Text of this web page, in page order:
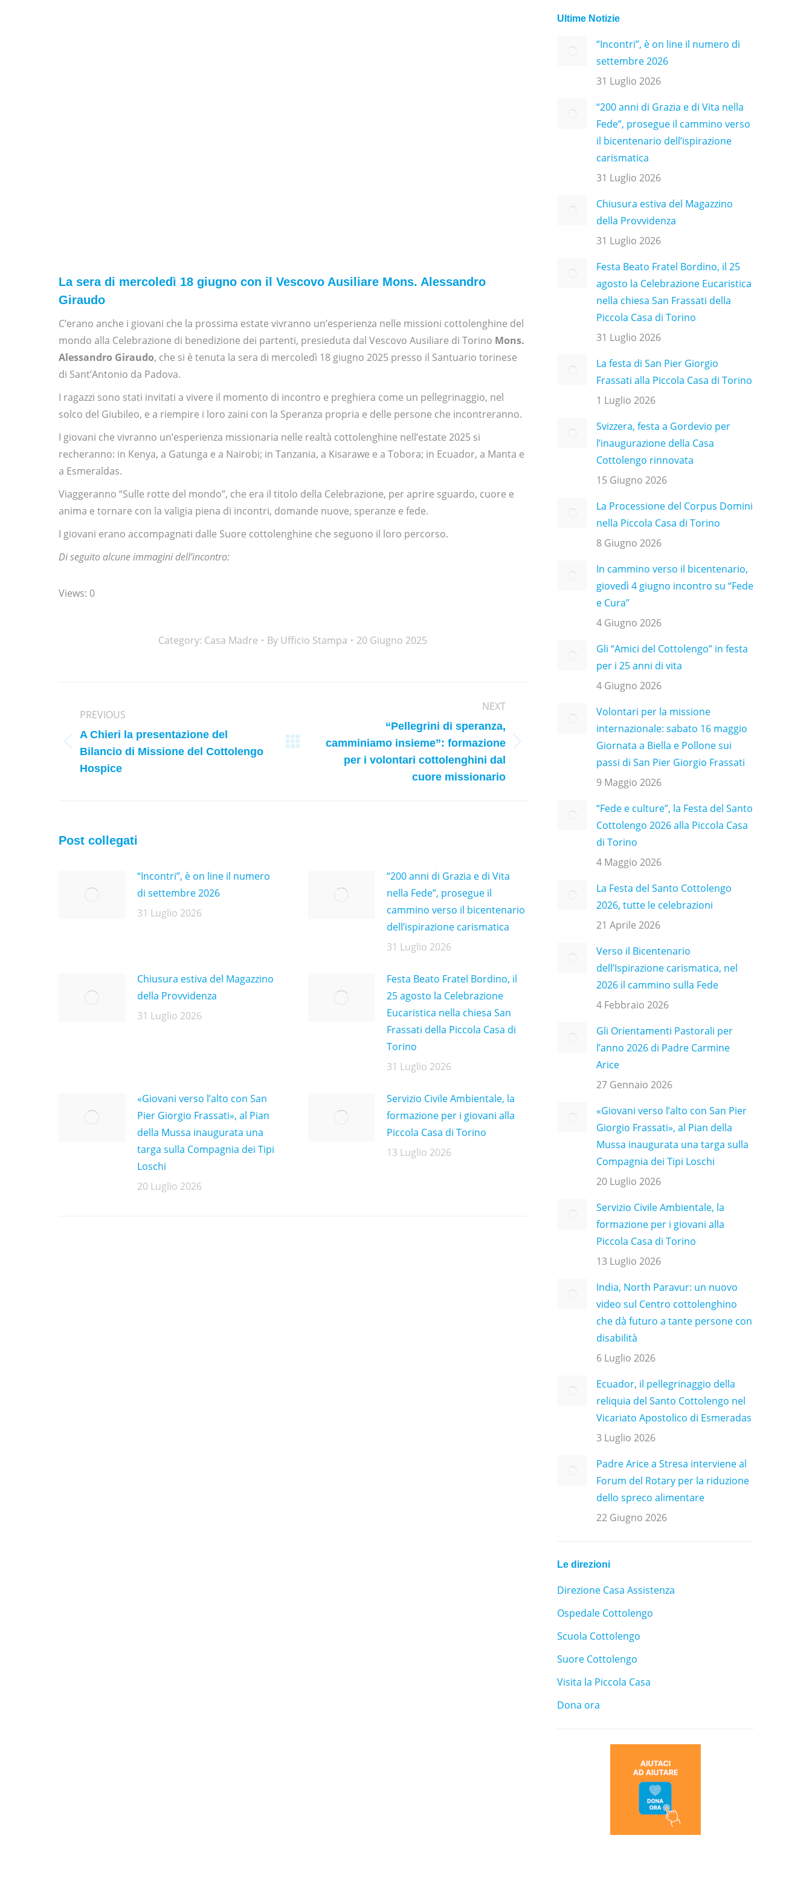
La sera di mercoledì 18 giugno con il Vescovo Ausiliare Mons. Alessandro
Giraudo
C’erano anche i giovani che la prossima estate vivranno un’esperienza nelle missioni cottolenghine del
mondo alla Celebrazione di benedizione dei partenti, presieduta dal Vescovo Ausiliare di Torino Mons.
Alessandro Giraudo, che si è tenuta la sera di mercoledì 18 giugno 2025 presso il Santuario torinese
di Sant’Antonio da Padova.
I ragazzi sono stati invitati a vivere il momento di incontro e preghiera come un pellegrinaggio, nel
solco del Giubileo, e a riempire i loro zaini con la Speranza propria e delle persone che incontreranno.
I giovani che vivranno un’esperienza missionaria nelle realtà cottolenghine nell’estate 2025 si
recheranno: in Kenya, a Gatunga e a Nairobi; in Tanzania, a Kisarawe e a Tobora; in Ecuador, a Manta e
a Esmeraldas.
Viaggeranno “Sulle rotte del mondo”, che era il titolo della Celebrazione, per aprire sguardo, cuore e
anima e tornare con la valigia piena di incontri, domande nuove, speranze e fede.
I giovani erano accompagnati dalle Suore cottolenghine che seguono il loro percorso.
Di seguito alcune immagini dell’incontro:
Views: 0
Category: Casa Madre By Ufficio Stampa 20 Giugno 2025
navigation
PREVIOUS
Previous
post:
A Chieri la presentazione del
Bilancio di Missione del Cottolengo
Hospice
NEXT
Next
“Pellegrini di speranza,
camminiamo insieme”: formazione
per i volontari cottolenghini dal
cuore missionario
Post collegati
“Incontri”, è on line il numero
di settembre 2026
31 Luglio 2026
“200 anni di Grazia e di Vita
nella Fede”, prosegue il
cammino verso il bicentenario
dell’ispirazione carismatica
31 Luglio 2026
Chiusura estiva del Magazzino
della Provvidenza
31 Luglio 2026
Festa Beato Fratel Bordino, il
25 agosto la Celebrazione
Eucaristica nella chiesa San
Frassati della Piccola Casa di
Torino
31 Luglio 2026
«Giovani verso l’alto con San
Pier Giorgio Frassati», al Pian
della Mussa inaugurata una
targa sulla Compagnia dei Tipi
Loschi
20 Luglio 2026
Servizio Civile Ambientale, la
formazione per i giovani alla
Piccola Casa di Torino
13 Luglio 2026
Ultime Notizie
“Incontri”, è on line il numero di
settembre 2026
31 Luglio 2026
“200 anni di Grazia e di Vita nella
Fede”, prosegue il cammino verso
il bicentenario dell’ispirazione
carismatica
31 Luglio 2026
Chiusura estiva del Magazzino
della Provvidenza
31 Luglio 2026
Festa Beato Fratel Bordino, il 25
agosto la Celebrazione Eucaristica
nella chiesa San Frassati della
Piccola Casa di Torino
31 Luglio 2026
La festa di San Pier Giorgio
Frassati alla Piccola Casa di Torino
1 Luglio 2026
Svizzera, festa a Gordevio per
l’inaugurazione della Casa
Cottolengo rinnovata
15 Giugno 2026
La Processione del Corpus Domini
nella Piccola Casa di Torino
8 Giugno 2026
In cammino verso il bicentenario,
giovedì 4 giugno incontro su “Fede
e Cura”
4 Giugno 2026
Gli “Amici del Cottolengo” in festa
per i 25 anni di vita
4 Giugno 2026
Volontari per la missione
internazionale: sabato 16 maggio
Giornata a Biella e Pollone sui
passi di San Pier Giorgio Frassati
9 Maggio 2026
“Fede e culture”, la Festa del Santo
Cottolengo 2026 alla Piccola Casa
di Torino
4 Maggio 2026
La Festa del Santo Cottolengo
2026, tutte le celebrazioni
21 Aprile 2026
Verso il Bicentenario
dell’Ispirazione carismatica, nel
2026 il cammino sulla Fede
4 Febbraio 2026
Gli Orientamenti Pastorali per
l’anno 2026 di Padre Carmine
Arice
27 Gennaio 2026
«Giovani verso l’alto con San Pier
Giorgio Frassati», al Pian della
Mussa inaugurata una targa sulla
Compagnia dei Tipi Loschi
20 Luglio 2026
Servizio Civile Ambientale, la
formazione per i giovani alla
Piccola Casa di Torino
13 Luglio 2026
India, North Paravur: un nuovo
video sul Centro cottolenghino
che dà futuro a tante persone con
disabilità
6 Luglio 2026
Ecuador, il pellegrinaggio della
reliquia del Santo Cottolengo nel
Vicariato Apostolico di Esmeradas
3 Luglio 2026
Padre Arice a Stresa interviene al
Forum del Rotary per la riduzione
dello spreco alimentare
22 Giugno 2026
Le direzioni
Direzione Casa Assistenza
Ospedale Cottolengo
Scuola Cottolengo
Suore Cottolengo
Visita la Piccola Casa
Dona ora